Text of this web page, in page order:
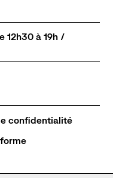
12h30 à 19h /
confidentialité